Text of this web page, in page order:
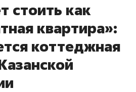
стоить как
квартира»:
коттеджная